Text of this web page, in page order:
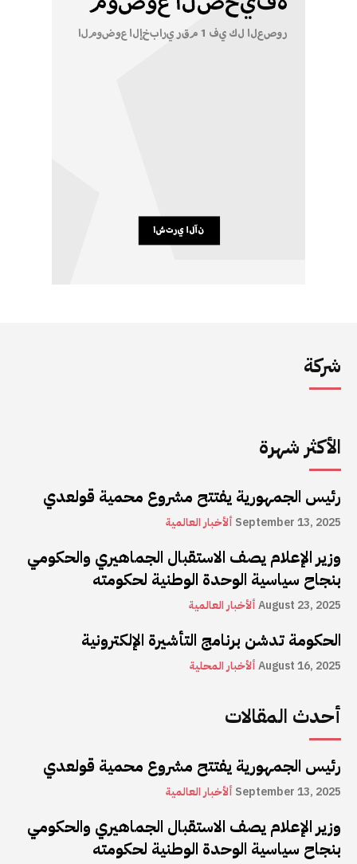
شركة
الأكثر شهرة
رئيس الجمهورية يفتتح مشروع محمية قولعدي
ألأخبار العالمية September 13, 2025
وزير الإعلام يصف الاستقبال الجماهيري والحكومي
بنجاح سياسية الوحدة الوطنية لحكومته
ألأخبار العالميةAugust 23, 2025
الحكومة تدشن برنامج التأشيرة الإلكترونية
ألأخبار المحليةAugust 16, 2025
أحدث المقالات
رئيس الجمهورية يفتتح مشروع محمية قولعدي
ألأخبار العالمية September 13, 2025
وزير الإعلام يصف الاستقبال الجماهيري والحكومي
بنجاح سياسية الوحدة الوطنية لحكومته